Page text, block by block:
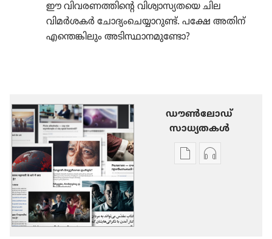
ഈ വിവര​ണ​ത്തി​ന്റെ വിശ്വാ​സ്യ​തയെ ചില
വിമർശകർ ചോദ്യം​ചെ​യ്യാ​റുണ്ട്‌. പക്ഷേ അതിന്‌
എന്തെങ്കി​ലും അടിസ്ഥാ​ന​മു​ണ്ടോ?
ഡൗണ്‍ലോഡ്
സാധ്യതകള്‍
പ്രസിദ്ധീകരണങ്ങൾ
ഓഡിയോ